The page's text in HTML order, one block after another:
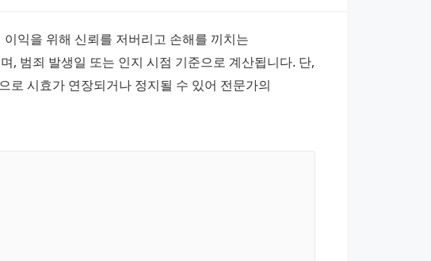
익을 위해 신뢰를 저버리고 손해를 끼치는
, 범죄 발생일 또는 인지 시점 기준으로 계산됩니다. 단,
로 시효가 연장되거나 정지될 수 있어 전문가의